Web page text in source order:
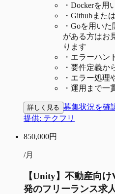
・ Dockerを用
・ Githubまた
・ Goを用い
がある方はお
ります
・ エラーハン
・ 要件定義か
・ エラー処理
・ 運用まで一
詳しく見る 募集状況を確
提供: テクフリ
850,000円
/月
【Unity】不動産向
発のフリーランス求